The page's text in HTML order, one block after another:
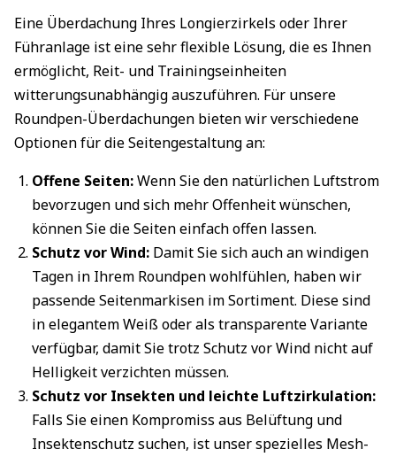
Eine Überdachung Ihres Longierzirkels oder Ihrer
Führanlage ist eine sehr flexible Lösung, die es Ihnen
ermöglicht, Reit- und Trainingseinheiten
witterungsunabhängig auszuführen. Für unsere
Roundpen-Überdachungen bieten wir verschiedene
Optionen für die Seitengestaltung an:
Offene Seiten:Wenn Sie den natürlichen Luftstrom
bevorzugen und sich mehr Offenheit wünschen,
können Sie die Seiten einfach offen lassen.
Schutz vor Wind: Damit Sie sich auch an windigen
Tagen in Ihrem Roundpen wohlfühlen, haben wir
passende Seitenmarkisen im Sortiment. Diese sind
in elegantem Weiß oder als transparente Variante
verfügbar, damit Sie trotz Schutz vor Wind nicht auf
Helligkeit verzichten müssen.
Schutz vor Insekten und leichte Luftzirkulation:
Falls Sie einen Kompromiss aus Belüftung und
Insektenschutz suchen, ist unser spezielles Mesh-